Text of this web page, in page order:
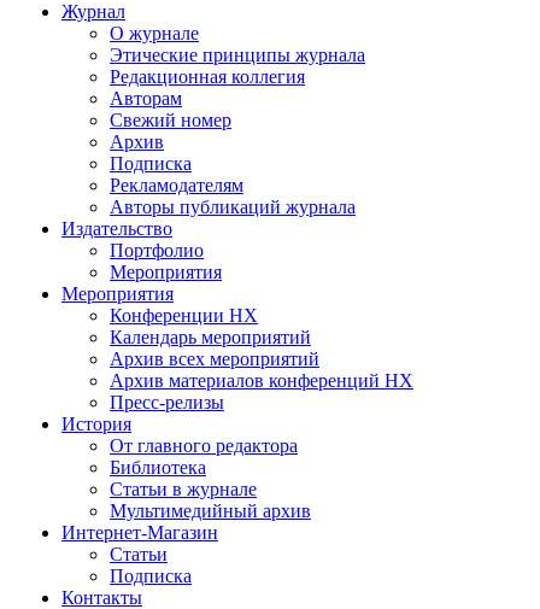
Журнал
О журнале
Этические принципы журнала
Редакционная коллегия
Авторам
Свежий номер
Архив
Подписка
Рекламодателям
Авторы публикаций журнала
Издательство
Портфолио
Мероприятия
Мероприятия
Конференции НХ
Календарь мероприятий
Архив всех мероприятий
Архив материалов конференций НХ
Пресс-релизы
История
От главного редактора
Библиотека
Статьи в журнале
Мультимедийный архив
Интернет-Магазин
Статьи
Подписка
Контакты